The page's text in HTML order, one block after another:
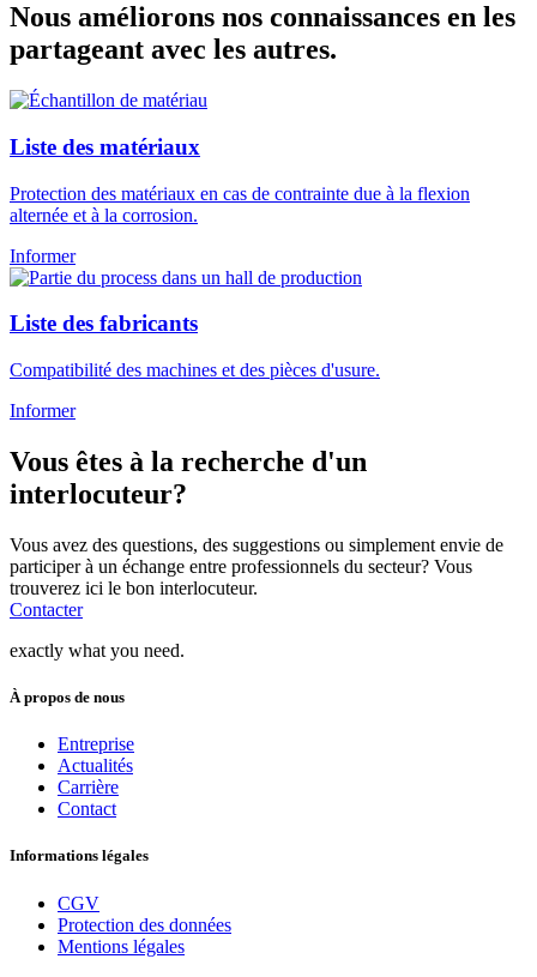
Nous améliorons nos connaissances en les
partageant avec les autres.
Liste des matériaux
Protection des matériaux en cas de contrainte due à la flexion
alternée et à la corrosion.
Informer
Liste des fabricants
Compatibilité des machines et des pièces d'usure.
Informer
Vous êtes à la recherche d'un
interlocuteur?
Vous avez des questions, des suggestions ou simplement envie de
participer à un échange entre professionnels du secteur? Vous
trouverez ici le bon interlocuteur.
Contacter
exactly what you need.
À propos de nous
Entreprise
Actualités
Carrière
Contact
Informations légales
CGV
Protection des données
Mentions légales